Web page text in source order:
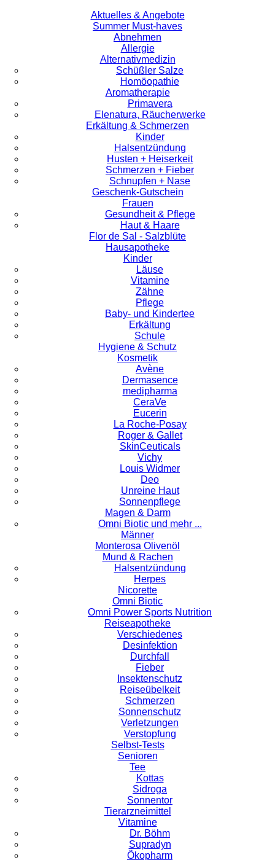
Aktuelles & Angebote
Summer Must-haves
Abnehmen
Allergie
Alternativmedizin
Schüßler Salze
Homöopathie
Aromatherapie
Primavera
Elenatura, Räucherwerke
Erkältung & Schmerzen
Kinder
Halsentzündung
Husten + Heiserkeit
Schmerzen + Fieber
Schnupfen + Nase
Geschenk-Gutschein
Frauen
Gesundheit & Pflege
Haut & Haare
Flor de Sal - Salzblüte
Hausapotheke
Kinder
Läuse
Vitamine
Zähne
Pflege
Baby- und Kindertee
Erkältung
Schule
Hygiene & Schutz
Kosmetik
Avène
Dermasence
medipharma
CeraVe
Eucerin
La Roche-Posay
Roger & Gallet
SkinCeuticals
Vichy
Louis Widmer
Deo
Unreine Haut
Sonnenpflege
Magen & Darm
Omni Biotic und mehr ...
Männer
Monterosa Olivenöl
Mund & Rachen
Halsentzündung
Herpes
Nicorette
Omni Biotic
Omni Power Sports Nutrition
Reiseapotheke
Verschiedenes
Desinfektion
Durchfall
Fieber
Insektenschutz
Reiseübelkeit
Schmerzen
Sonnenschutz
Verletzungen
Verstopfung
Selbst-Tests
Senioren
Tee
Kottas
Sidroga
Sonnentor
Tierarzneimittel
Vitamine
Dr. Böhm
Supradyn
Ökopharm